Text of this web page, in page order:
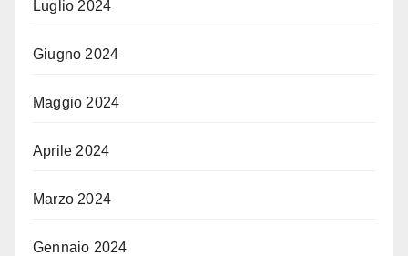
Luglio 2024
Giugno 2024
Maggio 2024
Aprile 2024
Marzo 2024
Gennaio 2024